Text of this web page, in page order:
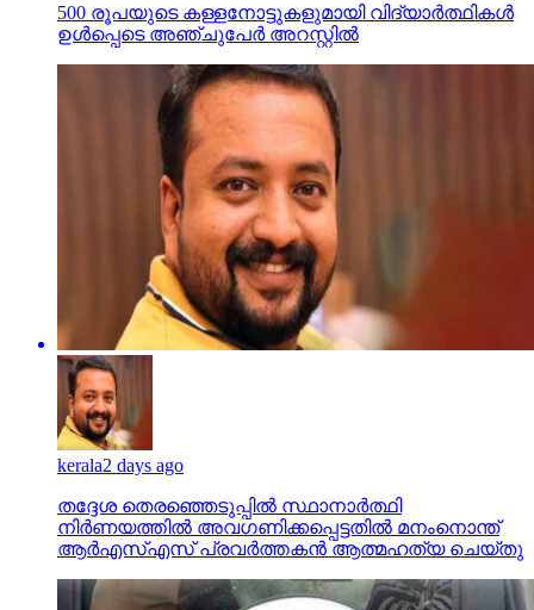
500 രൂപയുടെ കള്ളനോട്ടുകളുമായി വിദ്യാര്‍ത്ഥികള്‍
ഉള്‍പ്പെടെ അഞ്ചുപേര്‍ അറസ്റ്റില്‍
kerala2 days ago
തദ്ദേശ തെരഞ്ഞെടുപ്പില്‍ സ്ഥാനാര്‍ത്ഥി
നിര്‍ണയത്തില്‍ അവഗണിക്കപ്പെട്ടതില്‍ മനംനൊന്ത്
ആര്‍എസ്എസ് പ്രവര്‍ത്തകന്‍ ആത്മഹത്യ ചെയ്തു